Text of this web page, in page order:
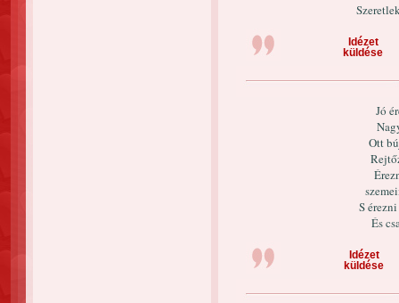
Idézet
küldése
Jó
Ott
S
És
Idézet
küldése